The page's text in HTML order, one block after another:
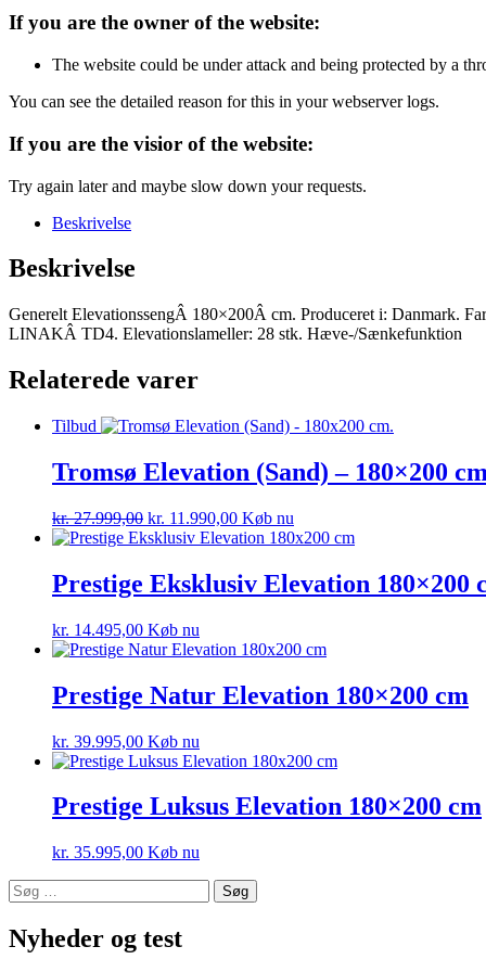
If you are the owner of the website:
The website could be under attack and being protected by a
You can see the detailed reason for this in your webserver logs.
If you are the visior of the website:
Try again later and maybe slow down your requests.
Beskrivelse
Beskrivelse
Generelt ElevationssengÂ 180×200Â cm. Produceret i: Danmark.
LINAKÂ TD4. Elevationslameller: 28 stk. Hæve-/Sænkefunktion
Relaterede varer
Tilbud
Tromsø Elevation (Sand) – 180×200
kr.27.999,00 kr. 11.990,00 Køb nu
Prestige Eksklusiv Elevation 180×200
kr. 14.495,00 Køb nu
Prestige Natur Elevation 180×200 cm
kr. 39.995,00 Køb nu
Prestige Luksus Elevation 180×200 cm
kr. 35.995,00 Køb nu
Søg
efter:
Nyheder og test